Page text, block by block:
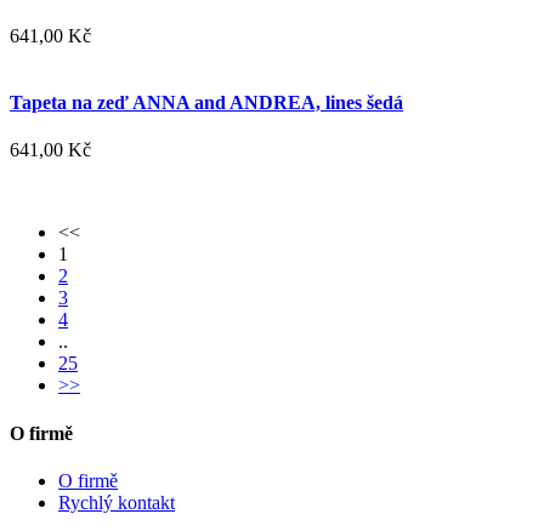
641,00 Kč
Tapeta na zeď ANNA and ANDREA, lines šedá
641,00 Kč
<<
1
2
3
4
..
25
>>
O firmě
O firmě
Rychlý kontakt